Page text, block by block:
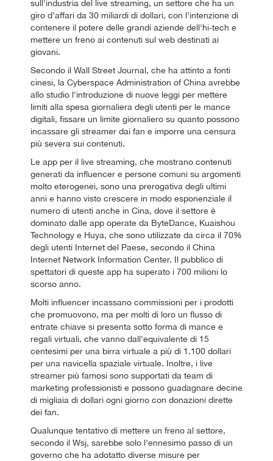
sull'industria del live streaming, un settore che ha un
giro d'affari da 30 miliardi di dollari, con l'intenzione di
contenere il potere delle grandi aziende dell'hi-tech e
mettere un freno ai contenuti sul web destinati ai
giovani.
Secondo il Wall Street Journal, che ha attinto a fonti
cinesi, la Cyberspace Administration of China avrebbe
allo studio l'introduzione di nuove leggi per mettere
limiti alla spesa giornaliera degli utenti per le mance
digitali, fissare un limite giornaliero su quanto possono
incassare gli streamer dai fan e imporre una censura
più severa sui contenuti.
Le app per il live streaming, che mostrano contenuti
generati da influencer e persone comuni su argomenti
molto eterogenei, sono una prerogativa degli ultimi
anni e hanno visto crescere in modo esponenziale il
numero di utenti anche in Cina, dove il settore è
dominato dalle app operate da ByteDance, Kuaishou
Technology e Huya, che sono utilizzate da circa il 70%
degli utenti Internet del Paese, secondo il China
Internet Network Information Center. Il pubblico di
spettatori di queste app ha superato i 700 milioni lo
scorso anno.
Molti influencer incassano commissioni per i prodotti
che promuovono, ma per molti di loro un flusso di
entrate chiave si presenta sotto forma di mance e
regali virtuali, che vanno dall'equivalente di 15
centesimi per una birra virtuale a più di 1.100 dollari
per una navicella spaziale virtuale. Inoltre, i live
streamer più famosi sono supportati da team di
marketing professionisti e possono guadagnare decine
di migliaia di dollari ogni giorno con donazioni dirette
dei fan.
Qualunque tentativo di mettere un freno al settore,
secondo il Wsj, sarebbe solo l'ennesimo passo di un
governo che ha adotatto diverse misure per